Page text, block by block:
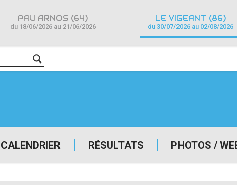
CALENDRIER RÉSULTATS PHOTOS /
PAU ARNOS (64)
du 18/06/2026 au 21/06/2026
LE VIGEANT (86)
du 30/07/2026 au 02/08/2026